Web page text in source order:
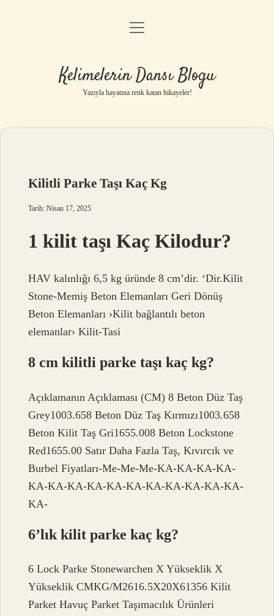
Anasayfa
Yasal Uyarı
menüyü
Kelimelerin Dansı Blogu
Yazıyla hayatına renk katan hikayeler!
Kilitli Parke Taşı Kaç Kg
Tarih: Nisan 17, 2025
1 kilit taşı Kaç Kilodur?
HAV kalınlığı 6,5 kg üründe 8 cm’dir. ‘Dir.Kilit
Stone-Memiş Beton Elemanları Geri Dönüş
Beton Elemanları ›Kilit bağlantılı beton
elemanlar› Kilit-Tasi
8 cm kilitli parke taşı kaç kg?
Açıklamanın Açıklaması (CM) 8 Beton Düz Taş
Grey1003.658 Beton Düz Taş Kırmızı1003.658
Beton Kilit Taş Gri1655.008 Beton Lockstone
Red1655.00 Satır Daha Fazla Taş, Kıvırcık ve
Burbel Fiyatları-Me-Me-Me-KA-KA-KA-KA-
KA-KA-KA-KA-KA-KA-KA-KA-KA-KA-KA-
KA-
6’lık kilit parke kaç kg?
6 Lock Parke Stonewarchen X Yükseklik X
Yükseklik CMKG/M2616.5X20X61356 Kilit
Parket Havuç Parket Taşımacılık Ürünleri